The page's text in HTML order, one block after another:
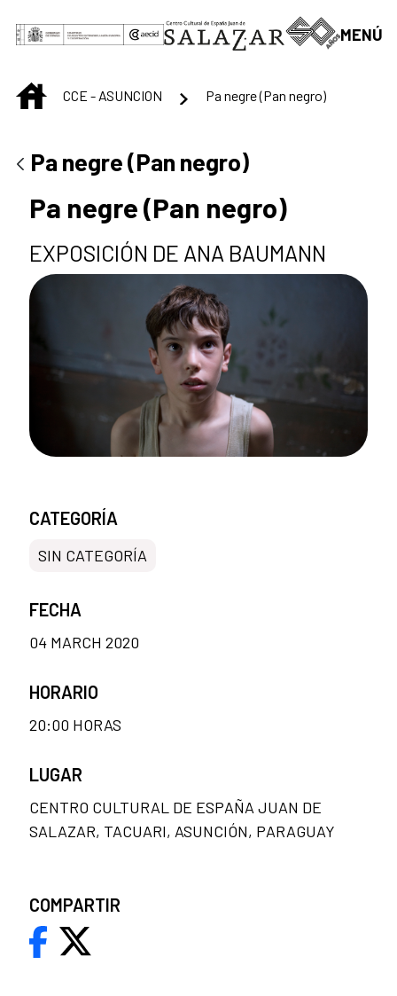
MENÚ
INICIOCCE - ASUNCION Pa negre (Pan negro)
Pa negre (Pan negro)
Pa negre (Pan negro)
EXPOSICIÓN DE ANA BAUMANN
CATEGORÍA
SIN CATEGORÍA
FECHA
04 MARCH 2020
HORARIO
20:00 HORAS
LUGAR
CENTRO CULTURAL DE ESPAÑA JUAN DE
SALAZAR, TACUARI, ASUNCIÓN, PARAGUAY
COMPARTIR